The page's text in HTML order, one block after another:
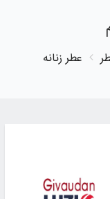
عطر زنانه